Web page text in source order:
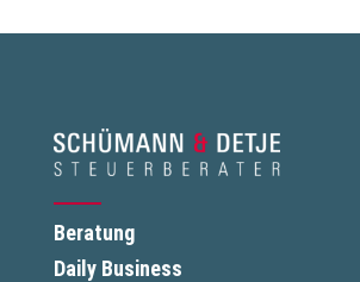
Beratung
Daily Business